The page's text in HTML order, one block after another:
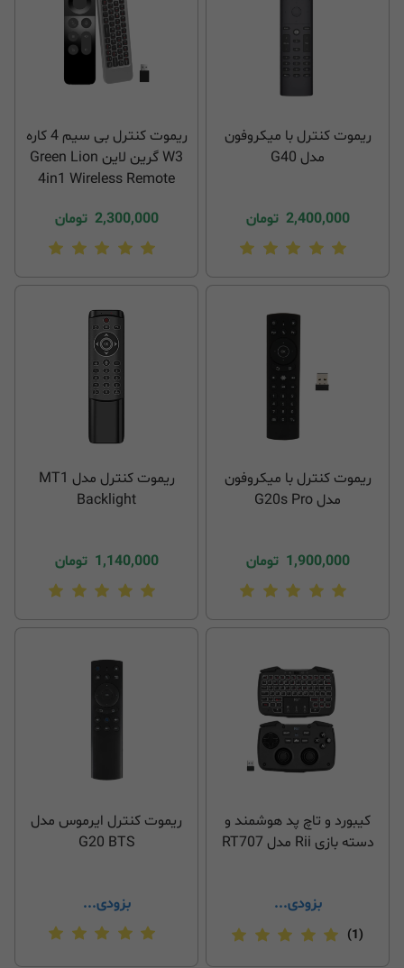
ریموت کنترل با میکروفون
مدل G40
2,400,000 تومان
ریموت کنترل بی سیم 4 کاره
W3 گرین لاین Green Lion
4in1 Wireless Remote
2,300,000 تومان
ریموت کنترل با میکروفون
مدل G20s Pro
1,900,000 تومان
ریموت کنترل مدل MT1
Backlight
1,140,000 تومان
کیبورد و تاچ پد هوشمند و
دسته بازی Rii مدل RT707
بزودی...
(1)
ریموت کنترل ایرموس مدل
G20 BTS
بزودی...